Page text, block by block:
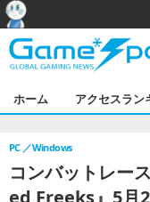
ホーム アクセスラン
コンバットレー
ed Freeks』5月
PC Windows